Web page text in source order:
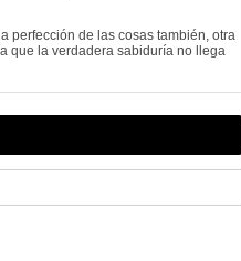
perfección de las cosas también, otra
que la verdadera sabiduría no llega